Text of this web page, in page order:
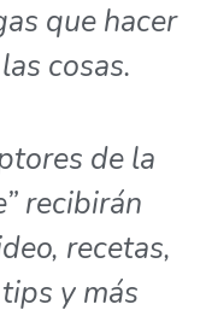
que hacer
cosas.
de la
recibirán
recetas,
y más